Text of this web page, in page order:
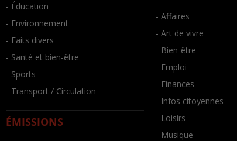
- Éducation
- Environnement
- Faits divers
- Santé et bien-être
- Sports
- Transport / Circulation
ÉMISSIONS
- Affaires
- Art de vivre
- Bien-être
- Emploi
- Finances
- Infos citoyennes
- Loisirs
- Musique